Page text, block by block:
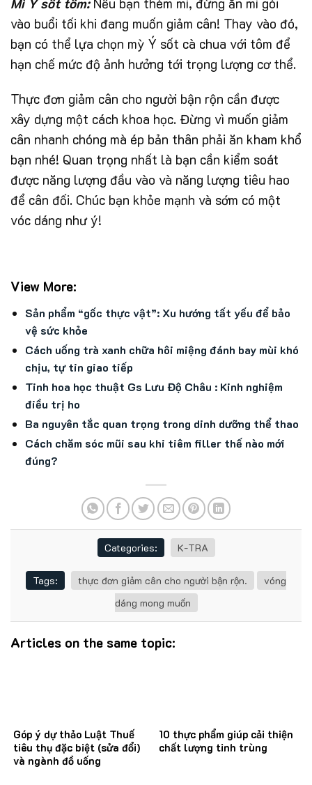
vào buổi tối khi đang muốn giảm cân! Thay vào đó,
bạn có thể lựa chọn mỳ Ý sốt cà chua với tôm để
hạn chế mức độ ảnh hưởng tới trọng lượng cơ thể.
Thực đơn giảm cân cho người bận rộn cần được
xây dựng một cách khoa học. Đừng vì muốn giảm
cân nhanh chóng mà ép bản thân phải ăn kham khổ
bạn nhé! Quan trọng nhất là bạn cần kiểm soát
được năng lượng đầu vào và năng lượng tiêu hao
để cân đối. Chúc bạn khỏe mạnh và sớm có một
vóc dáng như ý!
View More:
Sản phẩm “gốc thực vật”: Xu hướng tất yếu để bảo
vệ sức khỏe
Cách uống trà xanh chữa hôi miệng đánh bay mùi khó
chịu, tự tin giao tiếp
Tinh hoa học thuật Gs Lưu Độ Châu : Kinh nghiệm
điều trị ho
Ba nguyên tắc quan trọng trong dinh dưỡng thể thao
Cách chăm sóc mũi sau khi tiêm filler thế nào mới
đúng?
Categories: K-TRA
Tags: thực đơn giảm cân cho người bận rộn.
vóng
dáng mong muốn
Articles on the same topic:
Góp ý dự thảo Luật Thuế
tiêu thụ đặc biệt (sửa đổi)
và ngành đồ uống
10 thực phẩm giúp cải thiện
chất lượng tinh trùng